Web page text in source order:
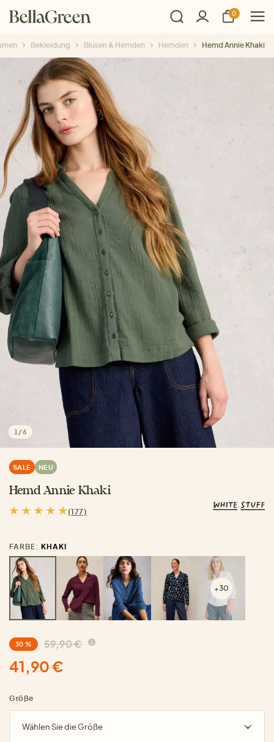
0
Bekleidung Blusen & Hemden Hemden Hemd Annie Khaki
1 /6
SALE NEU
Hemd Annie Khaki
(177)
FARBE: KHAKI
+30
30 % 59,90 €
41,90 €
Größe
Wählen Sie die Größe